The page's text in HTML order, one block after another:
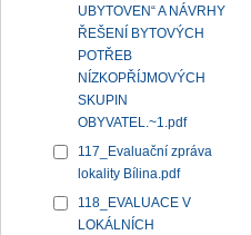
UBYTOVEN“ A NÁVRHY
ŘEŠENÍ BYTOVÝCH
POTŘEB
NÍZKOPŘÍJMOVÝCH
SKUPIN
OBYVATEL.~1.pdf
117_Evaluační zpráva
lokality Bílina.pdf
118_EVALUACE V
LOKÁLNÍCH